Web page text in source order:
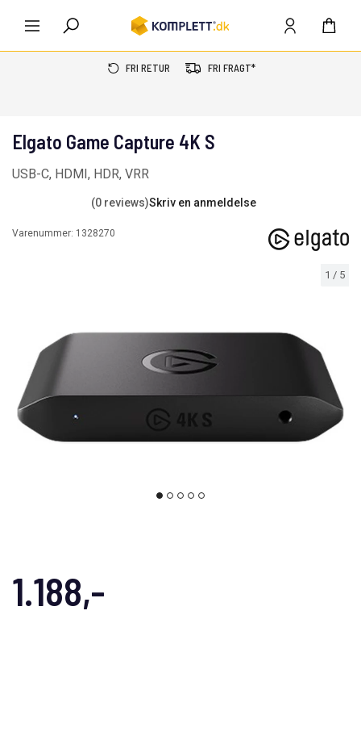
FRI RETUR FRI FRAGT*
1 / 5
Elgato Game Capture 4K S
USB-C, HDMI, HDR, VRR
(0 reviews)Skriv en anmeldelse
Varenummer: 1328270
1.188,-